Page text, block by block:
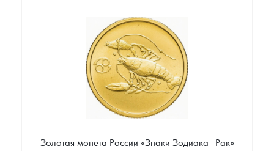
Цена выкупа
35 540 Руб.
Золотая монета России «Знаки Зодиака - Рак»